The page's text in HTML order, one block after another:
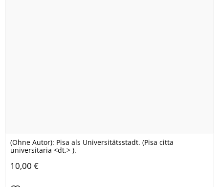
(Ohne Autor): Pisa als Universitätsstadt. (Pisa citta
universitaria <dt.> ).
10,00 €